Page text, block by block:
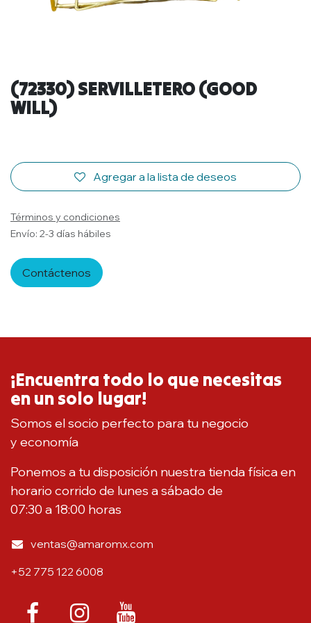
(72330) SERVILLETERO (GOOD
WILL)
Agregar a la lista de deseos
Términos y condiciones
Envío: 2-3 días hábiles
Contáctenos
¡Encuentra todo lo que necesitas
en un solo lugar!
Somos el socio perfecto para tu negocio
y economía
Ponemos a tu disposición nuestra tienda física en
horario corrido de lunes a sábado de
07:30 a 18:00 horas
ventas@amaromx.com
+52 775 122 6008